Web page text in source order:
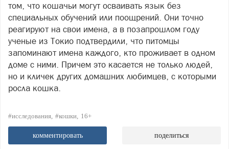
том, что кошачьи могут осваивать язык без
специальных обучений или поощрений. Они точно
реагируют на свои имена, а в позапрошлом году
ученые из Токио подтвердили, что питомцы
запоминают имена каждого, кто проживает в одном
доме с ними. Причем это касается не только людей,
но и кличек других домашних любимцев, с которыми
росла кошка.
#исследования #кошки 16+
комментировать поделиться